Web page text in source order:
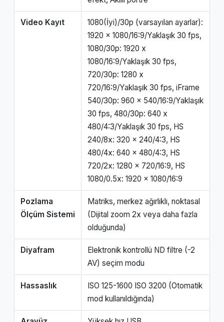
Video Kayıt
1080(İyi)/30p (varsayılan ayarlar):
1920 x 1080/16:9/Yaklaşık 30 fps,
1080/30p: 1920 x
1080/16:9/Yaklaşık 30 fps,
720/30p: 1280 x
720/16:9/Yaklaşık 30 fps, iFrame
540/30p: 960 x 540/16:9/Yaklaşık
30 fps, 480/30p: 640 x
480/4:3/Yaklaşık 30 fps, HS
240/8x: 320 x 240/4:3, HS
480/4x: 640 x 480/4:3, HS
720/2x: 1280 x 720/16:9, HS
1080/0.5x: 1920 x 1080/16:9
Pozlama
Ölçüm Sistemi
Matriks, merkez ağırlıklı, noktasal
(Dijital zoom 2x veya daha fazla
olduğunda)
Diyafram
Elektronik kontrollü ND filtre (-2
AV) seçim modu
Hassaslık
ISO 125-1600 ISO 3200 (Otomatik
mod kullanıldığında)